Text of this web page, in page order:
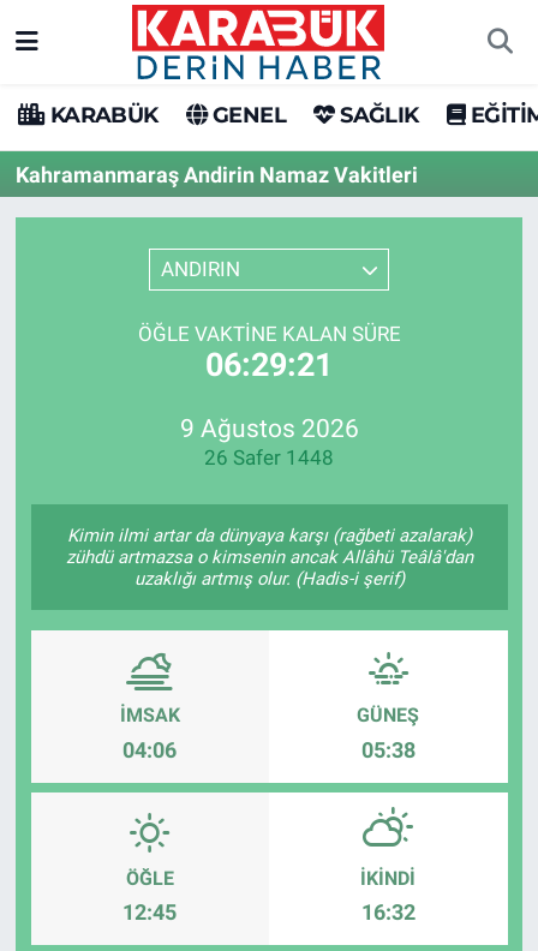
KARABÜK GENEL SAĞLIK
Kahramanmaraş Andirin Namaz Vakitleri
ANDIRIN
ÖĞLE VAKTINE KALAN SÜRE
06:29:21
9 Ağustos 2026
26 Safer 1448
Kimin ilmi artar da dünyaya karşı (rağbeti azalarak)
zühdü artmazsa o kimsenin ancak Allâhü Teâlâ'dan
uzaklığı artmış olur. (Hadis-i şerif)
İMSAK
04:06
GÜNEŞ
05:38
ÖĞLE
12:45
İKINDI
16:32
Karabük Hava Durumu
Karabük Trafik Yoğunluk Haritası
Süper Lig Puan Durumu ve Fikstür
Tüm Manşetler